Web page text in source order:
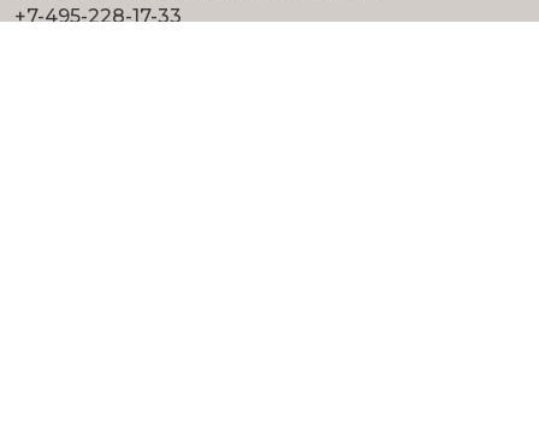
+7-495-228-17-33